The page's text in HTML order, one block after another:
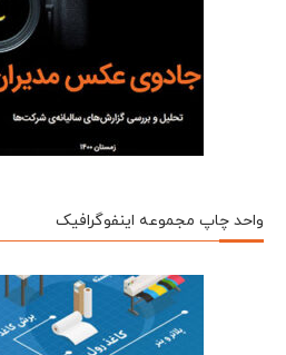
واحد چاپ مجموعه اینفوگرافیک